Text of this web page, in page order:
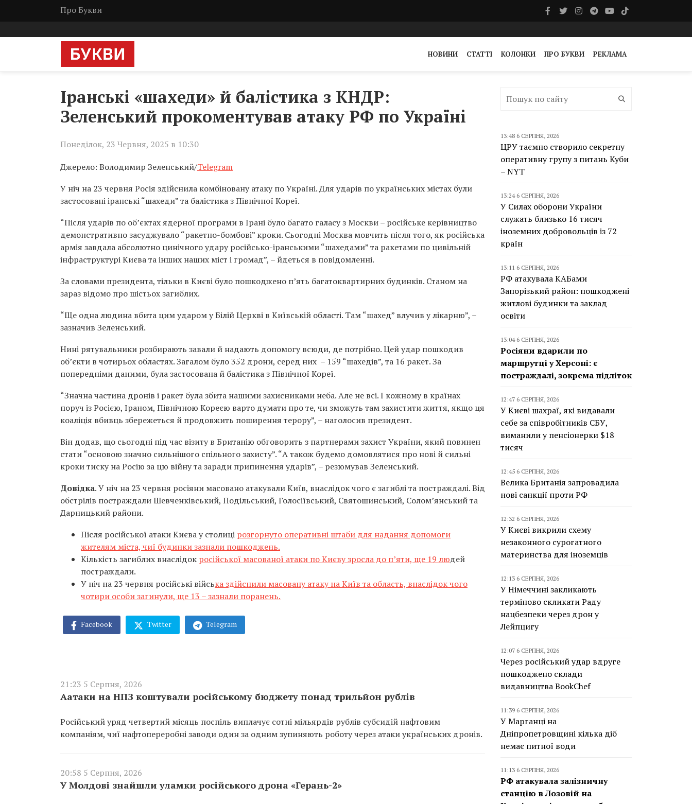
Про Букви
НОВИНИ СТАТТІ КОЛОНКИ ПРО БУКВИ РЕКЛАМА
Іранські «шахеди» й балістика з КНДР:
Зеленський прокоментував атаку РФ по Україні
Понеділок, 23 Червня, 2025 в 10:30
Джерело: Володимир Зеленський/Telegram
У ніч на 23 червня Росія здійснила комбіновану атаку по Україні. Для ударів по українських містах були
застосовані іранські “шахеди” та балістика з Північної Кореї.
“Після ударів по об’єктах ядерної програми в Ірані було багато галасу з Москви – російське керівництво
демонстративно засуджувало “ракетно-бомбові” кроки. Сьогодні Москва мовчить після того, як російська
армія завдала абсолютно цинічного удару російсько-іранськими “шахедами” та ракетами по цивільній
інфраструктурі Києва та інших наших міст і громад”, – йдеться в повідомленні.
За словами президента, тільки в Києві було пошкоджено п’ять багатоквартирних будинків. Станом на
зараз відомо про шістьох загиблих.
“Ще одна людина вбита цим ударом у Білій Церкві в Київській області. Там “шахед” влучив у лікарню”, –
зазначив Зеленський.
Нині рятувальники розбирають завали й надають допомогу всюди, де потрібно. Цей удар пошкодив
об’єкти в чотирьох областях. Загалом було 352 дрони, серед них – 159 “шахедів”, та 16 ракет. За
попередніми даними, була застосована й балістика з Північної Кореї.
“Значна частина дронів і ракет була збита нашими захисниками неба. Але не всі. І кожному в країнах
поруч із Росією, Іраном, Північною Кореєю варто думати про те, чи зможуть там захистити життя, якщо ця
коаліція вбивць збережеться й продовжить поширення терору”, – наголосив президент.
Він додав, що сьогодні під час візиту в Британію обговорить з партнерами захист України, який повинен
стати “основою значно сильнішого спільного захисту”. “А також будемо домовлятися про нові й сильні
кроки тиску на Росію за цю війну та заради припинення ударів”, – резюмував Зеленський.
Довідка. У ніч на 23 червня росіяни масовано атакували Київ, внаслідок чого є загиблі та постраждалі. Від
обстрілів постраждали Шевченківський, Подільський, Голосіївський, Святошинський, Солом’янський та
Дарницький райони.
Після російської атаки Києва у столиці розгорнуто оперативні штаби для надання допомоги
жителям міста, чиї будинки зазнали пошкоджень.
Кількість загиблих внаслідок російської масованої атаки по Києву зросла до п’яти, ще 19 людей
постраждали.
У ніч на 23 червня російські війська здійснили масовану атаку на Київ та область, внаслідок чого
чотири особи загинули, ще 13 – зазнали поранень.
Facebook Twitter Telegram
21:23 5 Серпня, 2026
Аатаки на НПЗ коштували російському бюджету понад трильйон рублів
Російський уряд четвертий місяць поспіль виплачує сотні мільярдів рублів субсидій нафтовим
компаніям, чиї нафтопереробні заводи один за одним зупиняють роботу через атаки українських дронів.
20:58 5 Серпня, 2026
У Молдові знайшли уламки російського дрона «Герань-2»
13:48 6 СЕРПНЯ, 2026
ЦРУ таємно створило секретну
оперативну групу з питань Куби
– NYT
13:24 6 СЕРПНЯ, 2026
У Силах оборони України
служать близько 16 тисяч
іноземних добровольців із 72
країн
13:11 6 СЕРПНЯ, 2026
РФ атакувала КАБами
Запорізький район: пошкоджені
житлові будинки та заклад
освіти
13:04 6 СЕРПНЯ, 2026
Росіяни вдарили по
маршрутці у Херсоні: є
постраждалі, зокрема підліток
12:47 6 СЕРПНЯ, 2026
У Києві шахраї, які видавали
себе за співробітників СБУ,
виманили у пенсіонерки $18
тисяч
12:45 6 СЕРПНЯ, 2026
Велика Британія запровадила
нові санкції проти РФ
12:32 6 СЕРПНЯ, 2026
У Києві викрили схему
незаконного сурогатного
материнства для іноземців
12:13 6 СЕРПНЯ, 2026
У Німеччині закликають
терміново скликати Раду
нацбезпеки через дрон у
Лейпцигу
12:07 6 СЕРПНЯ, 2026
Через російський удар вдруге
пошкоджено склади
видавництва BookChef
11:39 6 СЕРПНЯ, 2026
У Марганці на
Дніпропетровщині кілька діб
немає питної води
11:13 6 СЕРПНЯ, 2026
РФ атакувала залізничну
станцію в Лозовій на